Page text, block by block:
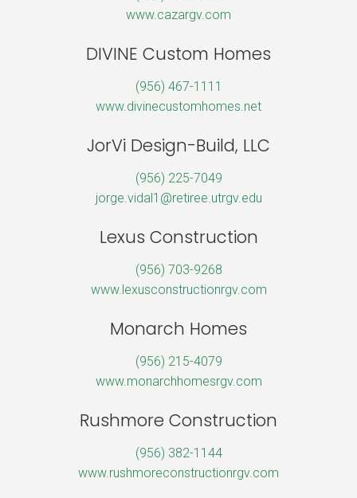
www.cazargv.com
DIVINE Custom Homes
(956) 467-1111
www.divinecustomhomes.net
JorVi Design-Build, LLC
(956) 225-7049
jorge.vidal1@retiree.utrgv.edu
Lexus Construction
(956) 703-9268
www.lexusconstructionrgv.com
Monarch Homes
(956) 215-4079
www.monarchhomesrgv.com
Rushmore Construction
(956) 382-1144
www.rushmoreconstructionrgv.com